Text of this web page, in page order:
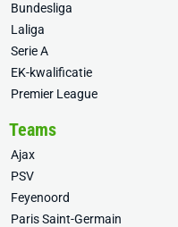
Bundesliga
Laliga
Serie A
EK-kwalificatie
Premier League
Teams
Ajax
PSV
Feyenoord
Paris Saint-Germain